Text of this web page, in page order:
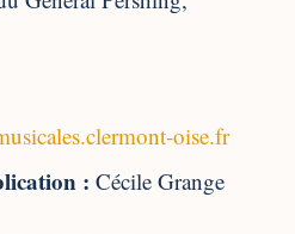
oise.fr
: Cécile Grange